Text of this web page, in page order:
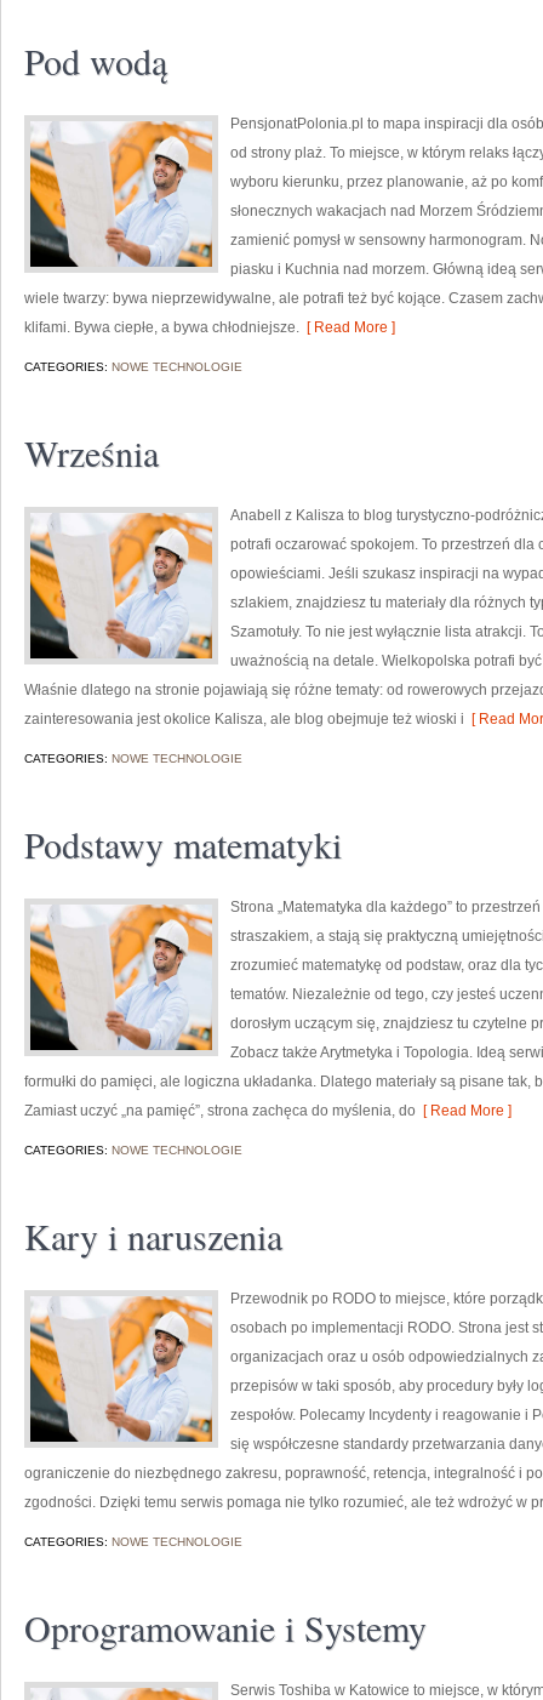
Pod wodą
PensjonatPolonia.pl to mapa inspiracji dla
od strony plaż. To miejsce, w którym relaks
wyboru kierunku, przez planowanie, aż po
słonecznych wakacjach nad Morzem
zamienić pomysł w sensowny harmonogram.
piasku i Kuchnia nad morzem. Główną ideą
wiele twarzy: bywa nieprzewidywalne, ale potrafi też być kojące. Czasem
klifami. Bywa ciepłe, a bywa chłodniejsze. [ Read More ]
CATEGORIES: NOWE TECHNOLOGIE
Września
Anabell z Kalisza to blog turystyczno-
potrafi oczarować spokojem. To przestrzeń
opowieściami. Jeśli szukasz inspiracji na
szlakiem, znajdziesz tu materiały dla różnych
Szamotuły. To nie jest wyłącznie lista atrakcji.
uważnością na detale. Wielkopolska potrafi
Właśnie dlatego na stronie pojawiają się różne tematy: od rowerowych
zainteresowania jest okolice Kalisza, ale blog obejmuje też wioski i [ Read
CATEGORIES: NOWE TECHNOLOGIE
Podstawy matematyki
Strona „Matematyka dla każdego” to
straszakiem, a stają się praktyczną
zrozumieć matematykę od podstaw, oraz dla
tematów. Niezależnie od tego, czy jesteś
dorosłym uczącym się, znajdziesz tu czytelne
Zobacz także Arytmetyka i Topologia. Ideą
formułki do pamięci, ale logiczna układanka. Dlatego materiały są pisane tak,
Zamiast uczyć „na pamięć”, strona zachęca do myślenia, do [ Read More ]
CATEGORIES: NOWE TECHNOLOGIE
Kary i naruszenia
Przewodnik po RODO to miejsce, które
osobach po implementacji RODO. Strona jest
organizacjach oraz u osób odpowiedzialnych
przepisów w taki sposób, aby procedury były
zespołów. Polecamy Incydenty i reagowanie i
się współczesne standardy przetwarzania
ograniczenie do niezbędnego zakresu, poprawność, retencja, integralność i
zgodności. Dzięki temu serwis pomaga nie tylko rozumieć, ale też wdrożyć w
CATEGORIES: NOWE TECHNOLOGIE
Oprogramowanie i Systemy
Serwis Toshiba w Katowice to miejsce, w